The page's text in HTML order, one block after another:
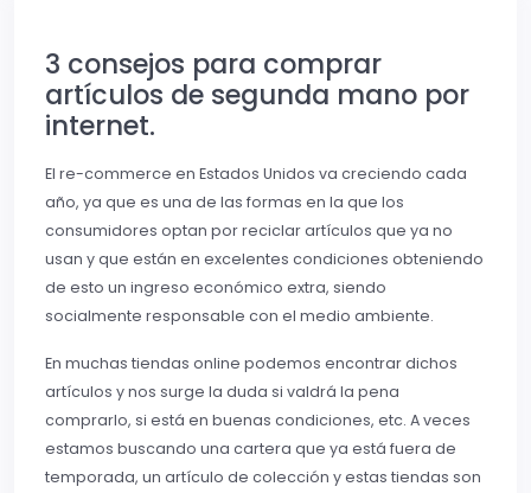
3 consejos para comprar
artículos de segunda mano por
internet.
El re-commerce en Estados Unidos va creciendo cada
año, ya que es una de las formas en la que los
consumidores optan por reciclar artículos que ya no
usan y que están en excelentes condiciones obteniendo
de esto un ingreso económico extra, siendo
socialmente responsable con el medio ambiente.
En muchas tiendas online podemos encontrar dichos
artículos y nos surge la duda si valdrá la pena
comprarlo, si está en buenas condiciones, etc. A veces
estamos buscando una cartera que ya está fuera de
temporada, un artículo de colección y estas tiendas son